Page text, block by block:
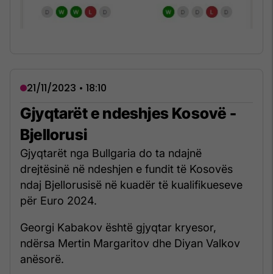
21/11/2023 • 18:10
Gjyqtarët e ndeshjes Kosovë -
Bjellorusi
Gjyqtarët nga Bullgaria do ta ndajnë
drejtësinë në ndeshjen e fundit të Kosovës
ndaj Bjellorusisë në kuadër të kualifikueseve
për Euro 2024.
Georgi Kabakov është gjyqtar kryesor,
ndërsa Mertin Margaritov dhe Diyan Valkov
anësorë.